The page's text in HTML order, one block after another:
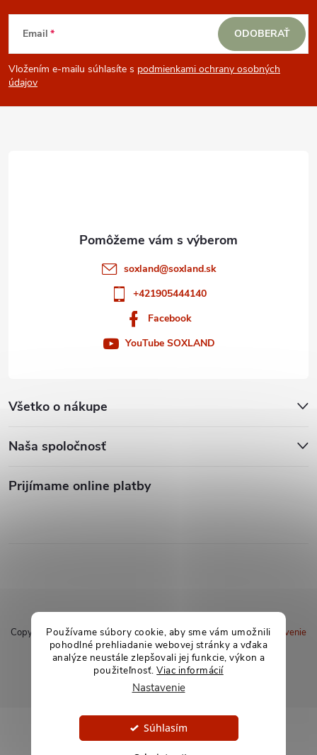
Používame súbory cookie, aby sme vám umožnili
pohodlné prehliadanie webovej stránky a vďaka
analýze neustále zlepšovali jej funkcie, výkon a
použiteľnosť.Viac informácií
Nastavenie
Súhlasím
Z
á
p
Email
Vložením e-mailu súhlasíte s podmienkami ochrany osobných
údajov
ODOBERAŤ
soxland@soxland.sk
+421905444140
Facebook
YouTube SOXLAND
Všetko o nákupe
Naša spoločnosť
Prijímame online platby
Vytvoril Shoptet
Copyright 2026soxland.sk. Všetky práva vyhradené. Upraviť nastavenie
cookies